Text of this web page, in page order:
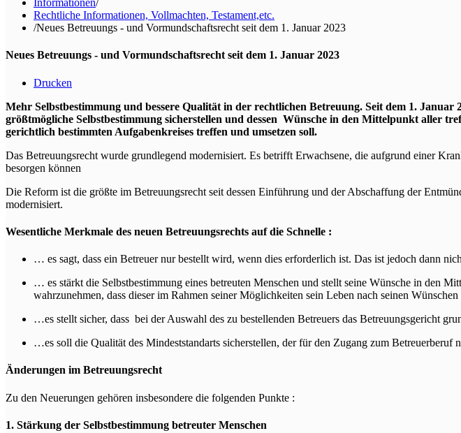
Informationen/
Rechtliche Informationen, Vollmachten, Testament,etc.
/Neues Betreuungs - und Vormundschaftsrecht seit dem 1. Januar 2023
Neues Betreuungs - und Vormundschaftsrecht seit dem 1. Januar 2023
Drucken
Mehr Selbstbestimmung und bessere Qualität in der rechtlichen Betreuung. Seit dem 1.
größtmögliche Selbstbestimmung sicherstellen und dessen Wünsche in den Mittelpunkt aller
gerichtlich bestimmten Aufgabenkreises treffen und umsetzen soll.
Das Betreuungsrecht wurde grundlegend modernisiert. Es betrifft Erwachsene, die aufgrund einer
besorgen können
Die Reform ist die größte im Betreuungsrecht seit dessen Einführung und der Abschaffung der
modernisiert.
Wesentliche Merkmale des neuen Betreuungsrechts auf die Schnelle :
… es sagt, dass ein Betreuer nur bestellt wird, wenn dies erforderlich ist. Das ist jedoch dann
… es stärkt die Selbstbestimmung eines betreuten Menschen und stellt seine Wünsche in den
wahrzunehmen, dass dieser im Rahmen seiner Möglichkeiten sein Leben nach seinen Wünschen
…es stellt sicher, dass bei der Auswahl des zu bestellenden Betreuers das Betreuungsgericht
…es soll die Qualität des Mindeststandarts sicherstellen, der für den Zugang zum Betreuerberuf
Änderungen im Betreuungsrecht
Zu den Neuerungen gehören insbesondere die folgenden Punkte :
1. Stärkung der Selbstbestimmung betreuter Menschen